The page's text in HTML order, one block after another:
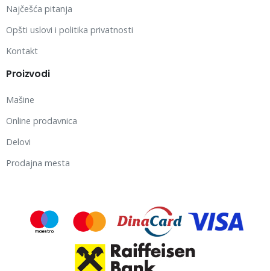
Najčešća pitanja
Opšti uslovi i politika privatnosti
Kontakt
Proizvodi
Mašine
Online prodavnica
Delovi
Prodajna mesta